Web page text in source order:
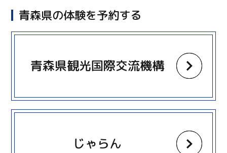
青森県の体験を予約する
青森県観光国際交流機構
more
じゃらん
more